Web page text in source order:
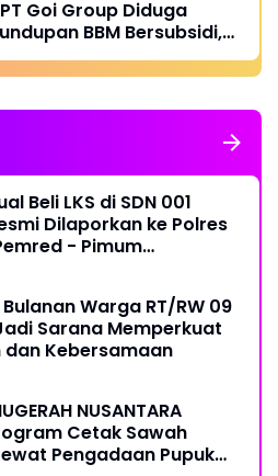
Goi Group Diduga
BBM Bersubsidi,
di Polres Pare
Beli LKS di SDN 001
Dilaporkan ke Polres
- Pimum
Warga RT/RW 09
Sarana Memperkuat
dan Kebersamaan
NUSANTARA
Cetak Sawah
Pengadaan Pupuk